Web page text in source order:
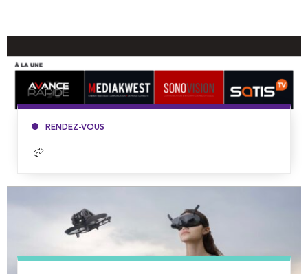
RENDEZ-VOUS
Lire